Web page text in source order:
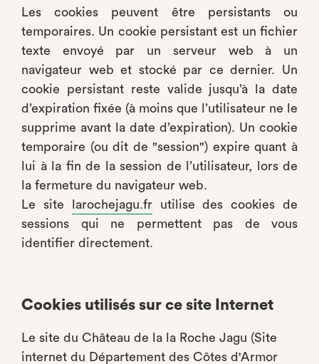
Les cookies peuvent être persistants ou
temporaires. Un cookie persistant est un fichier
texte envoyé par un serveur web à un
navigateur web et stocké par ce dernier. Un
cookie persistant reste valide jusqu’à la date
d’expiration fixée (à moins que l’utilisateur ne le
supprime avant la date d’expiration). Un cookie
temporaire (ou dit de "session") expire quant à
lui à la fin de la session de l’utilisateur, lors de
la fermeture du navigateur web.
Le site
larochejagu.frutilise des cookies de
sessions qui ne permettent pas de vous
identifier directement.
Cookies utilisés sur ce site Internet
Le site du Château de la la Roche Jagu (Site
internet du Département des Côtes d'Armor